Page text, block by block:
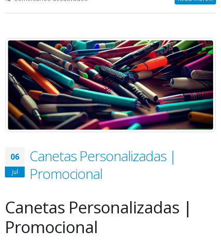
Corporativos
06
jul
Canetas Personalizadas |
Promocional
Canetas Personalizadas |
Promocional